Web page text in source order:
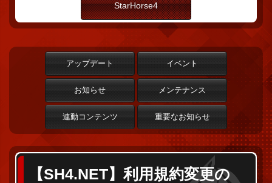
StarHorse4
アップデート イベント
お知らせ メンテナンス
連動コンテンツ 重要なお知らせ
【SH4.NET】利用規約変更の